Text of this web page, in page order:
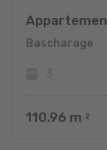
Bascharage
110.96 m 2